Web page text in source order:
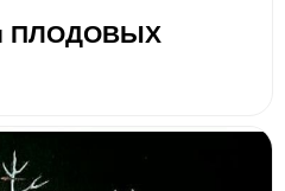
ПЛОДОВЫХ